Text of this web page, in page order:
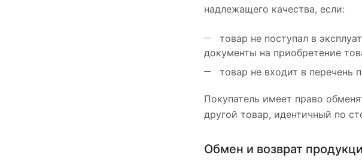
надлежащего качества, если:
товар не поступал в
документы на приобретение
товар не входит в перечень
Покупатель имеет право
другой товар, идентичный по
Обмен и возврат